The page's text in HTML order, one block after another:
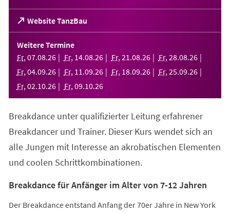
Website TanzBau
(Öffnet
in
einem
neuen
Tab)
Weitere Termine
Fr, 07.08.26 Fr, 14.08.26 Fr, 21 .08.26 Fr, 28.08.26
Fr, 04.09.26 Fr, 11 .09.26 Fr, 18.09.26 Fr, 25.09.26
Fr, 02.10.26 Fr, 09.10.26
Breakdance unter qualifizierter Leitung erfahrener
Breakdancer und Trainer. Dieser Kurs wendet sich an
alle Jungen mit Interesse an akrobatischen Elementen
und coolen Schrittkombinationen.
Breakdance für Anfänger im Alter von 7-12 Jahren
Der Breakdance entstand Anfang der 70er Jahre in New York